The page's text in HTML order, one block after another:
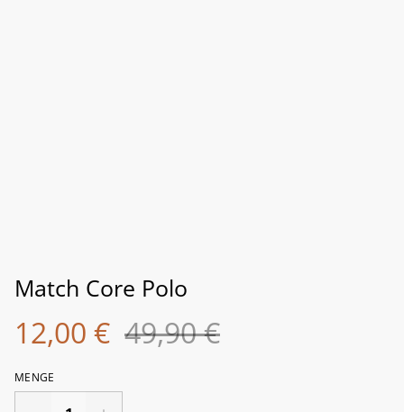
Match Core Polo
12,00 € 49,90 €
MENGE